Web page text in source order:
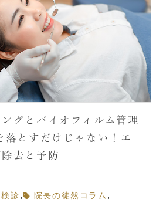
グとバイオフィルム管理
落とすだけじゃない！エ
去と予防
診 , 院長の徒然コラム ,